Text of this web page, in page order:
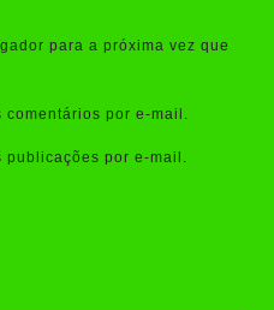
para a próxima vez que
comentários por e-mail.
publicações por e-mail.